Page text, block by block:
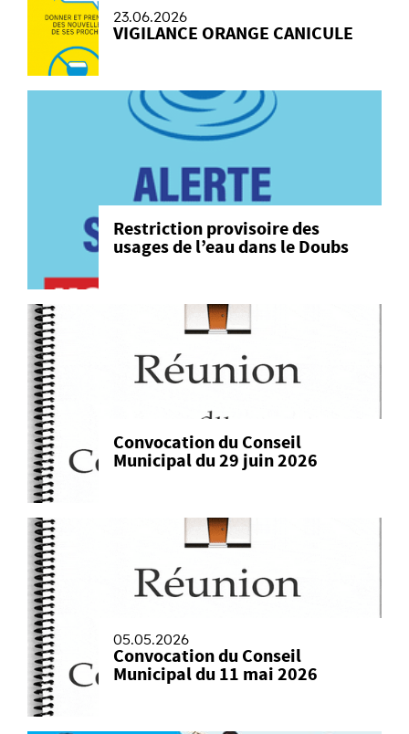
23.06.2026
VIGILANCE ORANGE CANICULE
Restriction provisoire des
usages de l’eau dans le Doubs
Convocation du Conseil
Municipal du 29 juin 2026
05.05.2026
Convocation du Conseil
Municipal du 11 mai 2026